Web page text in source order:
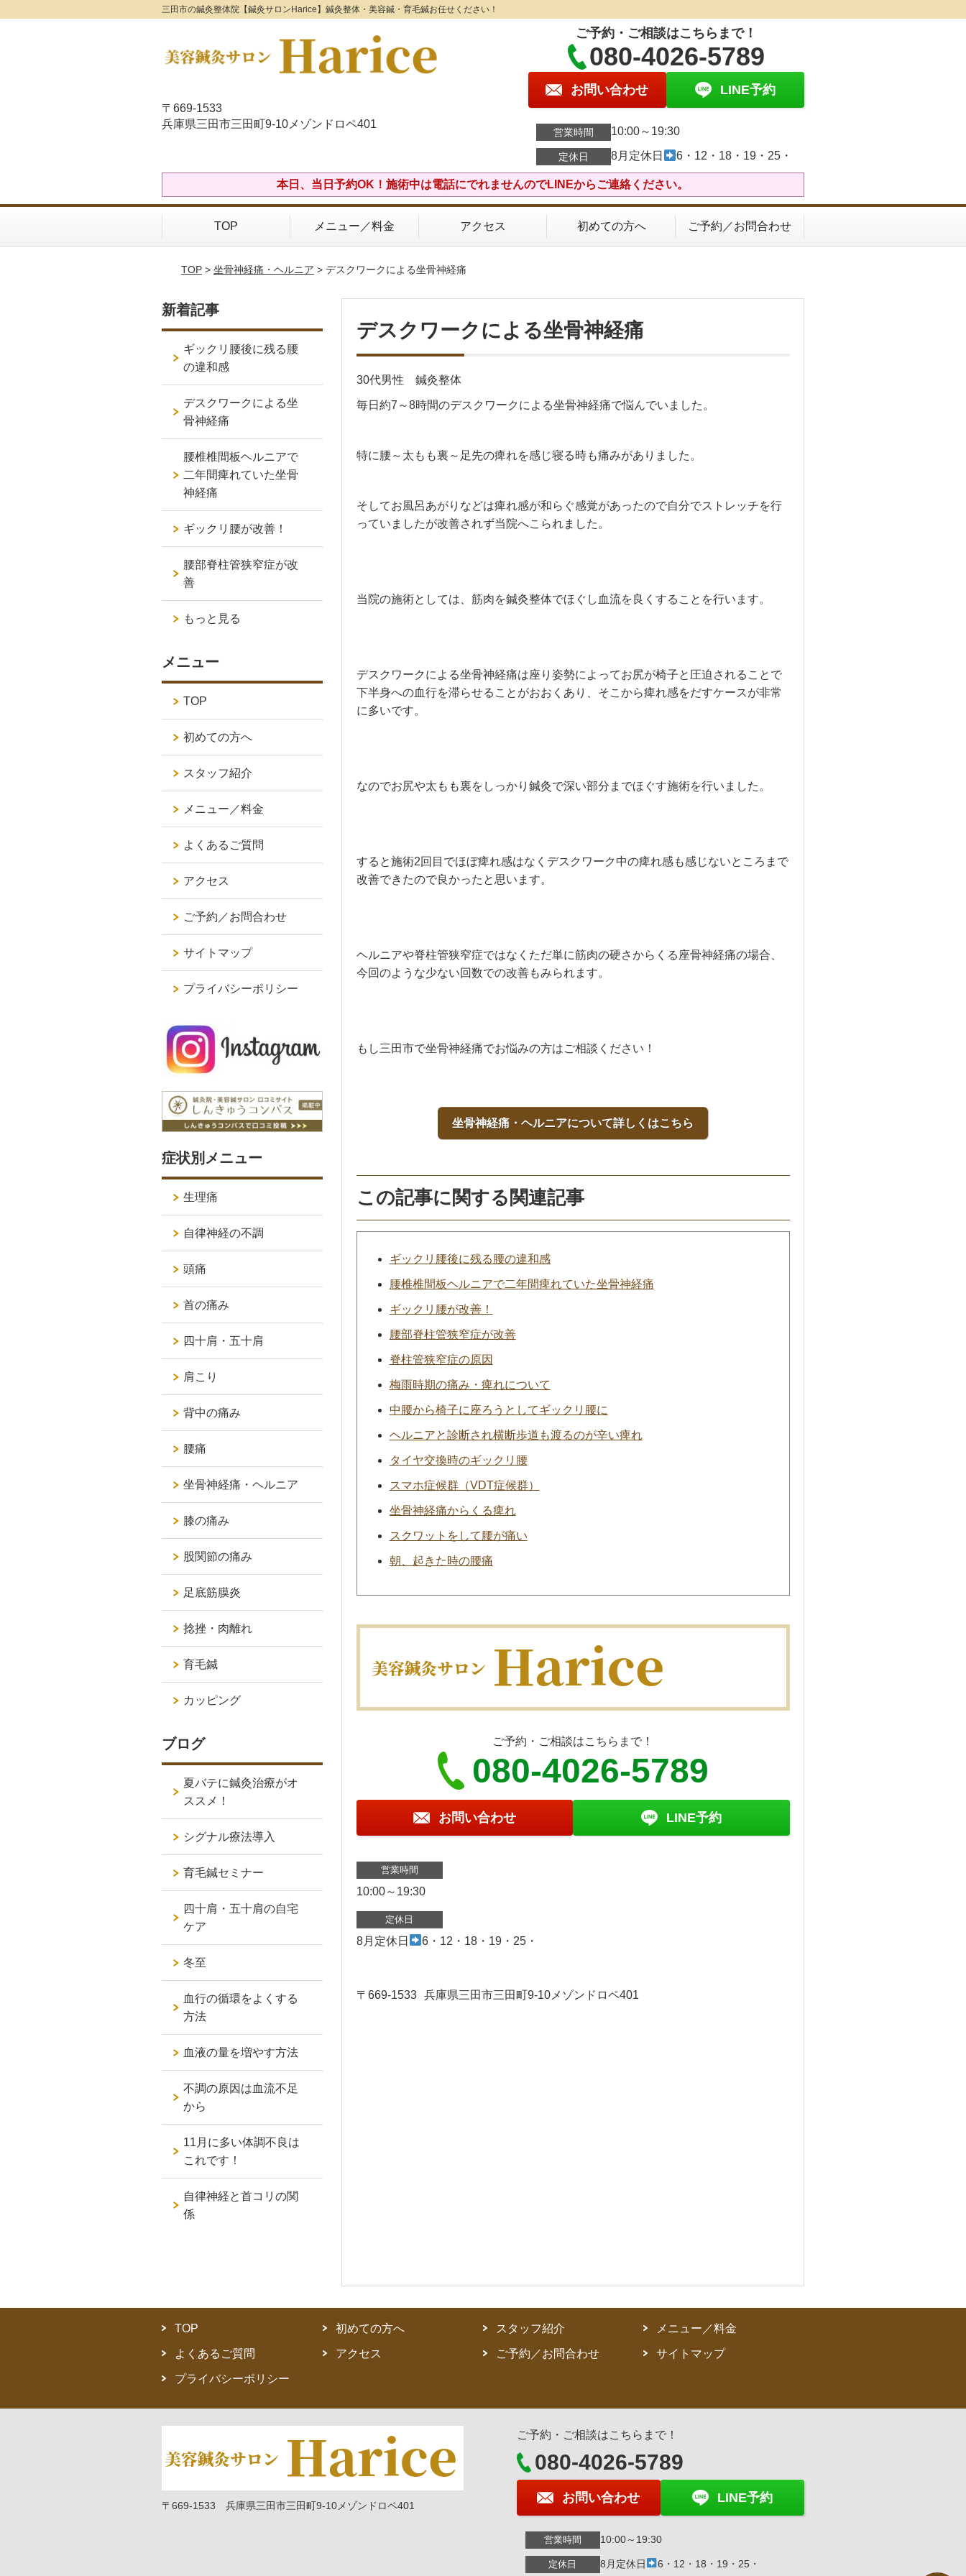
三田市の鍼灸整体院【鍼灸サロンHarice】鍼灸整体・美容鍼・育毛鍼お任せください！
〒669-1533
兵庫県三田市三田町9-10メゾンドロペ401
ご予約・ご相談はこちらまで！
080-4026-5789
お問い合わせ LINE予約
営業時間 10:00～19:30
定休日 8月定休日 6・12・18・19・25・
本日、当日予約OK！施術中は電話にでれませんのでLINEからご連絡ください。
TOP メニュー／料金 アクセス 初めての方へ ご予約／お問合わせ
TOP> 坐骨神経痛・ヘルニア > デスクワークによる坐骨神経痛
デスクワークによる坐骨神経痛
30代男性 鍼灸整体
毎日約7～8時間のデスクワークによる坐骨神経痛で悩んでいました。
特に腰～太もも裏～足先の痺れを感じ寝る時も痛みがありました。
そしてお風呂あがりなどは痺れ感が和らぐ感覚があったので自分でストレッチを行
っていましたが改善されず当院へこられました。
当院の施術としては、筋肉を鍼灸整体でほぐし血流を良くすることを行います。
デスクワークによる坐骨神経痛は座り姿勢によってお尻が椅子と圧迫されることで
下半身への血行を滞らせることがおおくあり、そこから痺れ感をだすケースが非常
に多いです。
なのでお尻や太もも裏をしっかり鍼灸で深い部分までほぐす施術を行いました。
すると施術2回目でほぼ痺れ感はなくデスクワーク中の痺れ感も感じないところまで
改善できたので良かったと思います。
ヘルニアや脊柱管狭窄症ではなくただ単に筋肉の硬さからくる座骨神経痛の場合、
今回のような少ない回数での改善もみられます。
もし三田市で坐骨神経痛でお悩みの方はご相談ください！
坐骨神経痛・ヘルニアについて詳しくはこちら
この記事に関する関連記事
ギックリ腰後に残る腰の違和感
腰椎椎間板ヘルニアで二年間痺れていた坐骨神経痛
ギックリ腰が改善！
腰部脊柱管狭窄症が改善
脊柱管狭窄症の原因
梅雨時期の痛み・痺れについて
中腰から椅子に座ろうとしてギックリ腰に
ヘルニアと診断され横断歩道も渡るのが辛い痺れ
タイヤ交換時のギックリ腰
スマホ症候群（VDT症候群）
坐骨神経痛からくる痺れ
スクワットをして腰が痛い
朝、起きた時の腰痛
ご予約・ご相談はこちらまで！
080-4026-5789
お問い合わせ LINE予約
営業時間
10:00～19:30
定休日
8月定休日 6・12・18・19・25・
〒669-1533 兵庫県三田市三田町9-10メゾンドロペ401
新着記事
ギックリ腰後に残る腰
の違和感
デスクワークによる坐
骨神経痛
腰椎椎間板ヘルニアで
二年間痺れていた坐骨
神経痛
ギックリ腰が改善！
腰部脊柱管狭窄症が改
善
もっと見る
メニュー
TOP
初めての方へ
スタッフ紹介
メニュー／料金
よくあるご質問
アクセス
ご予約／お問合わせ
サイトマップ
プライバシーポリシー
症状別メニュー
生理痛
自律神経の不調
頭痛
首の痛み
四十肩・五十肩
肩こり
背中の痛み
腰痛
坐骨神経痛・ヘルニア
膝の痛み
股関節の痛み
足底筋膜炎
捻挫・肉離れ
育毛鍼
カッピング
ブログ
夏バテに鍼灸治療がオ
ススメ！
シグナル療法導入
育毛鍼セミナー
四十肩・五十肩の自宅
ケア
冬至
血行の循環をよくする
方法
血液の量を増やす方法
不調の原因は血流不足
から
11月に多い体調不良は
これです！
自律神経と首コリの関
係
TOP 初めての方へ スタッフ紹介 メニュー／料金
よくあるご質問 アクセス ご予約／お問合わせ サイトマップ
プライバシーポリシー
〒669-1533 兵庫県三田市三田町9-10メゾンドロペ401
ご予約・ご相談はこちらまで！
080-4026-5789
お問い合わせ LINE予約
営業時間 10:00～19:30
定休日 8月定休日 6・12・18・19・25・